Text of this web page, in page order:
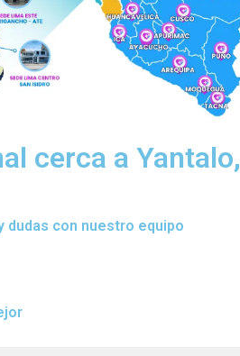
cerca a Yantalo,
dudas con nuestro equipo